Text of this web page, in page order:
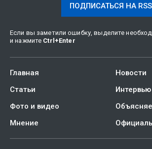
ПОДПИСАТЬСЯ НА RSS
Если вы заметили ошибку, выделите
и нажмите Ctrl +Enter
Главная
Новости
Статьи
Интервью
Фото и видео
Мнение